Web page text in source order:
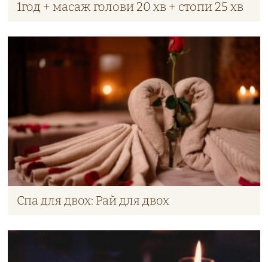
1год + масаж голови 20 хв + стопи 25 хв
Спа для двох: Рай для двох